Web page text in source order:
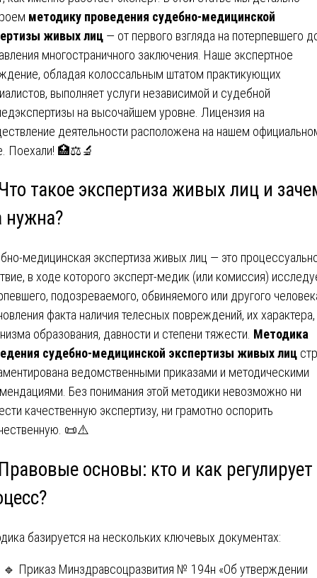
методику проведения судебно-медицинской
живых лиц — от первого взгляда на потерпевшего
многостраничного заключения. Наше экспертное
обладая колоссальным штатом практикующих
выполняет услуги независимой и судебной
на высочайшем уровне. Лицензия на
деятельности расположена на нашем
Поехали! 🏥⚖️🔬
такое экспертиза живых лиц и
нужна?
медицинская экспертиза живых лиц — это
в ходе которого эксперт-медик (или комиссия)
подозреваемого, обвиняемого или другого
факта наличия телесных повреждений, их характера,
образования, давности и степени тяжести. Методика
судебно-медицинской экспертизы живых лиц
ведомственными приказами и методическими
Без понимания этой методики невозможно ни
качественную экспертизу, ни грамотно оспорить
📜⚠️
основы: кто и как регулирует
базируется на нескольких ключевых документах:
🔹 Приказ Минздравсоцразвития № 194н «Об утверждении